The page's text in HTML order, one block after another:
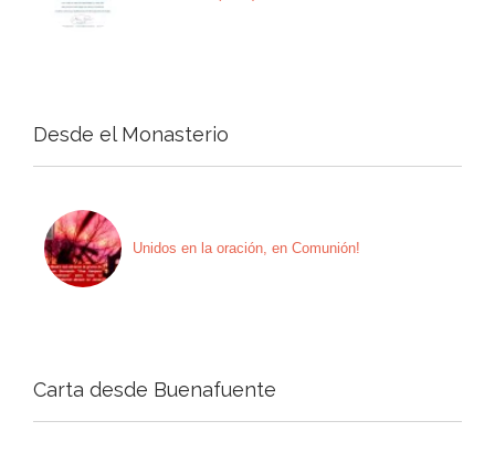
Desde el Monasterio
Unidos en la oración, en Comunión!
Carta desde Buenafuente